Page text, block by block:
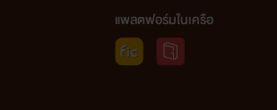
แพลตฟอร์มในเครือ